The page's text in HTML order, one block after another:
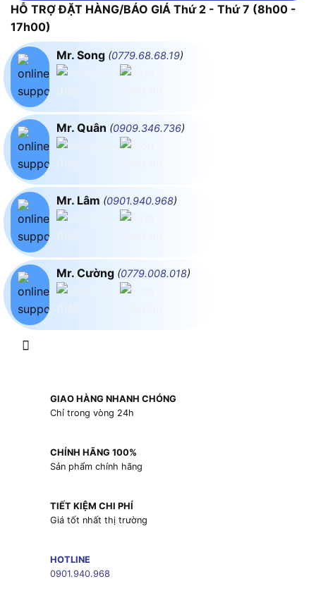
HỖ TRỢ ĐẶT HÀNG/BÁO GIÁ Thứ 2 - Thứ 7 (8h00 -
17h00)
Mr. Song (0779.68.68.19)
Mr. Quân (0909.346.736)
Mr. Lâm (0901.940.968)
Mr. Cường (0779.008.018)
GIAO HÀNG NHANH CHÓNG
Chỉ trong vòng 24h
CHÍNH HÃNG 100%
Sản phẩm chính hãng
TIẾT KIỆM CHI PHÍ
Giá tốt nhất thị trường
HOTLINE
0901.940.968